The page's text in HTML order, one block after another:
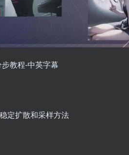
教程-中英字幕
定扩散和采样方法